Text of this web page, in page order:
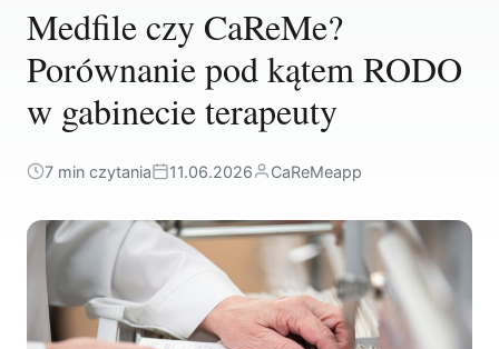
Medfile czy CaReMe?
Porównanie pod kątem RODO
w gabinecie terapeuty
7 min czytania 11.06.2026 CaReMeapp